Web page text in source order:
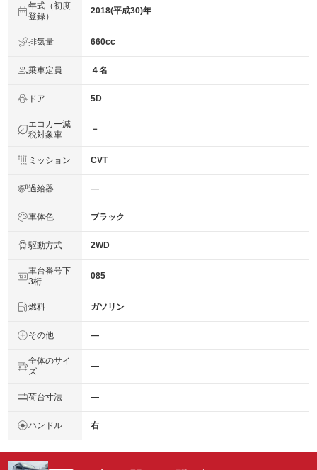
年式（初度
登録）
2018(平成30)年
排気量 660cc
乗車定員 ４名
ドア 5D
エコカー減
税対象車
－
ミッション CVT
過給器 ―
車体色 ブラック
駆動方式 2WD
車台番号下
3桁
085
燃料 ガソリン
その他 ―
全体のサイ
ズ
―
荷台寸法 ―
ハンドル 右